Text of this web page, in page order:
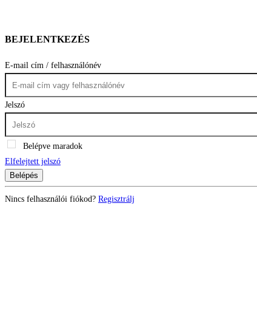
BEJELENTKEZÉS
E-mail cím / felhasználónév
Jelszó
Belépve maradok
Elfelejtett jelszó
Belépés
Nincs felhasználói fiókod? Regisztrálj